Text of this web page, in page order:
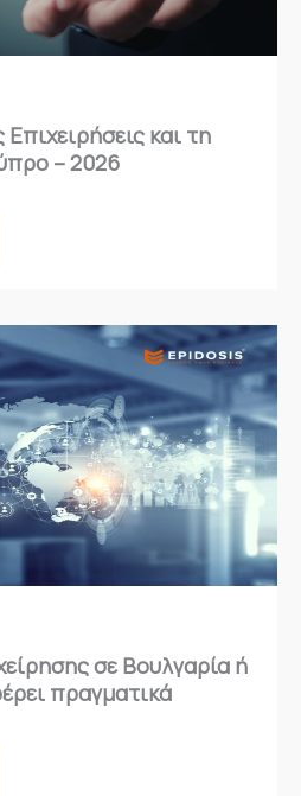
και τη
– 2026
σε Βουλγαρία ή
πραγματικά